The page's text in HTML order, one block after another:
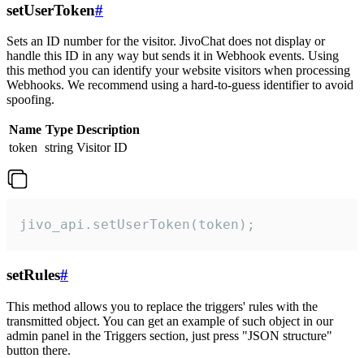
setUserToken#
Sets an ID number for the visitor. JivoChat does not display or
handle this ID in any way but sends it in Webhook events. Using
this method you can identify your website visitors when processing
Webhooks. We recommend using a hard-to-guess identifier to avoid
spoofing.
Name Type Description
token string Visitor ID
jivo_api.setUserToken(token);
setRules#
This method allows you to replace the triggers' rules with the
transmitted object. You can get an example of such object in our
admin panel in the Triggers section, just press "JSON structure"
button there.